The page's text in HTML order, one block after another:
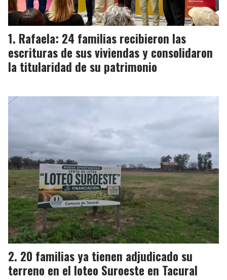
Rafaela: 24 familias recibieron las
escrituras de sus viviendas y consolidaron
la titularidad de su patrimonio
20 familias ya tienen adjudicado su
terreno en el loteo Suroeste en Tacural